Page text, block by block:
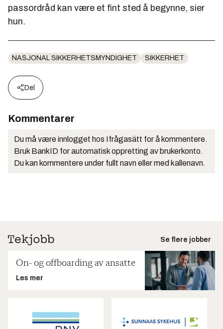
passordråd kan være et fint sted å begynne, sier
hun.
NASJONAL SIKKERHETSMYNDIGHET SIKKERHET
Del
Kommentarer
Du må være innlogget hos Ifrågasätt for å kommentere.
Bruk BankID for automatisk oppretting av brukerkonto.
Du kan kommentere under fullt navn eller med kallenavn.
Se flere jobber
On- og offboarding av ansatte
Les mer